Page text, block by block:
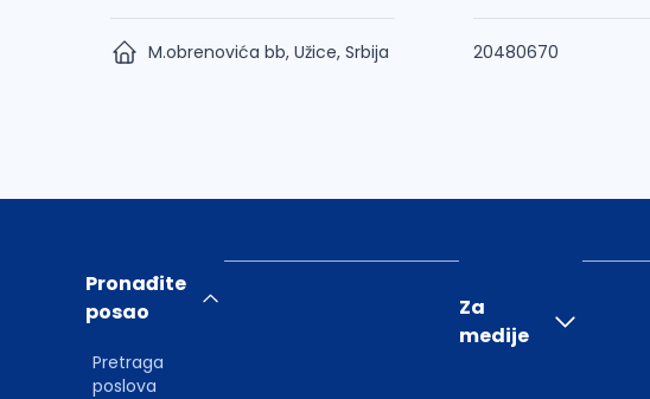
M.obrenovića bb, Užice, Srbija 20480670
Pronađite
posao
Pretraga
poslova
Za
medije